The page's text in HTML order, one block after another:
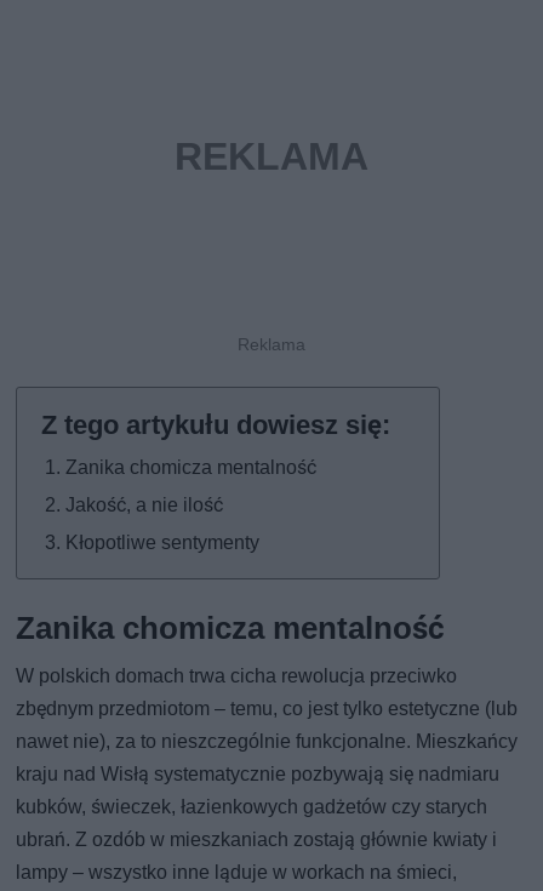
Zanika chomicza mentalność
Jakość, a nie ilość
Kłopotliwe sentymenty
Zanika chomicza mentalność
W polskich domach trwa cicha rewolucja przeciwko
zbędnym przedmiotom – temu, co jest tylko estetyczne (lub
nawet nie), za to nieszczególnie funkcjonalne. Mieszkańcy
kraju nad Wisłą systematycznie pozbywają się nadmiaru
kubków, świeczek, łazienkowych gadżetów czy starych
ubrań. Z ozdób w mieszkaniach zostają głównie kwiaty i
lampy – wszystko inne ląduje w workach na śmieci,